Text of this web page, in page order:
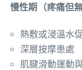
慢性期（疼痛但
熱敷或浸溫水
深層按摩患處
肌腱滑動運動